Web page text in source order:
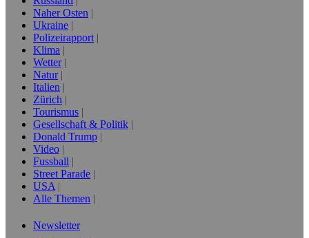
Naher Osten
Ukraine
Polizeirapport
Klima
Wetter
Natur
Italien
Zürich
Tourismus
Gesellschaft & Politik
Donald Trump
Video
Fussball
Street Parade
USA
Alle Themen
Newsletter